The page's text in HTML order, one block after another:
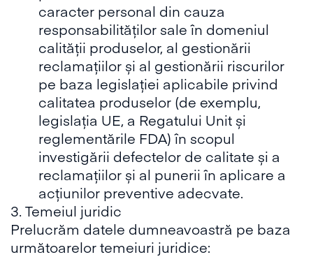
caracter personal din cauza
responsabilităților sale în domeniul
calității produselor, al gestionării
reclamațiilor și al gestionării riscurilor
pe baza legislației aplicabile privind
calitatea produselor (de exemplu,
legislația UE, a Regatului Unit și
reglementările FDA) în scopul
investigării defectelor de calitate și a
reclamațiilor și al punerii în aplicare a
acțiunilor preventive adecvate.
3. Temeiul juridic
Prelucrăm datele dumneavoastră pe baza
următoarelor temeiuri juridice: